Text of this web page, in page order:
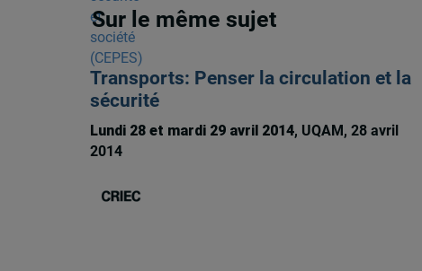
Sur le même sujet
Transports: Penser la circulation et la
sécurité
Lundi 28 et mardi 29 avril 2014, UQAM, 28 avril
2014